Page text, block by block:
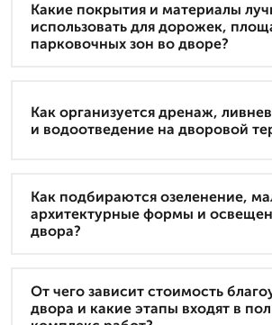
Какие покрытия и материалы
использовать для дорожек,
парковочных зон во дворе?
Как организуется дренаж,
и водоотведение на дворовой
Как подбираются озеленение,
архитектурные формы и
двора?
От чего зависит стоимость
двора и какие этапы входят в